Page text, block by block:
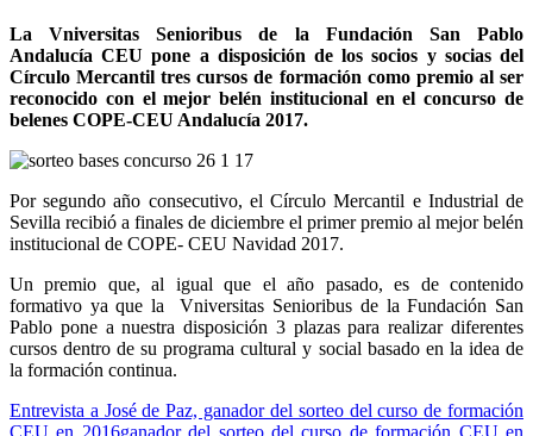
La Vniversitas Senioribus de la Fundación San Pablo
Andalucía CEU pone a disposición de los socios y socias del
Círculo Mercantil tres cursos de formación como premio al ser
reconocido con el mejor belén institucional en el concurso de
belenes COPE-CEU Andalucía 2017.
Por segundo año consecutivo, el Círculo Mercantil e Industrial de
Sevilla recibió a finales de diciembre el primer premio al mejor belén
institucional de COPE- CEU Navidad 2017.
Un premio que, al igual que el año pasado, es de contenido
formativo ya que la Vniversitas Senioribus de la Fundación San
Pablo pone a nuestra disposición 3 plazas para realizar diferentes
cursos dentro de su programa cultural y social basado en la idea de
la formación continua.
Entrevista a José de Paz, ganador del sorteo del curso de formación
CEU en 2016ganador del sorteo del curso de formación CEU en